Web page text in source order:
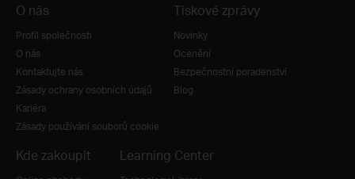
O nás
Profil společnosti
O nás
Kontaktujte nás
Zásady ochrany osobních údajů
Kariéra
Zásady používání souborů cookie
Tiskové zprávy
Novinky
Ocenění
Bezpečnostní poradenství
Blog
Kde zakoupit Learning Center